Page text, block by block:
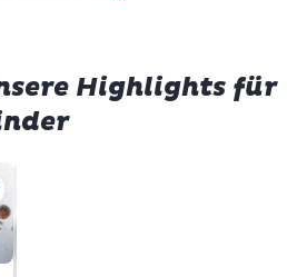
Highlights für
hinzufügen
Lieblingsrezepten hinzufügen